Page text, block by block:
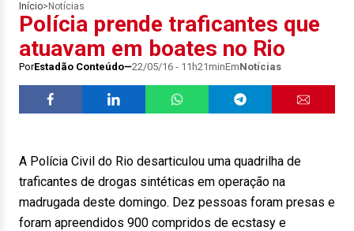
Início> Notícias
Polícia prende traficantes que
atuavam em boates no Rio
PorEstadão Conteúdo 22/05/16 - 11h21minEmNotícias
A Polícia Civil do Rio desarticulou uma quadrilha de
traficantes de drogas sintéticas em operação na
madrugada deste domingo. Dez pessoas foram presas e
foram apreendidos 900 compridos de ecstasy e